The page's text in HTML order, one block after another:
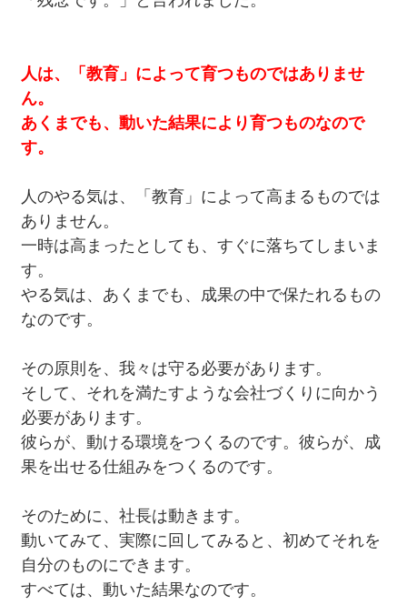
人は、「教育」によって育つものではありませ
ん。
あくまでも、動いた結果により育つものなので
す。
人のやる気は、「教育」によって高まるものでは
ありません。
一時は高まったとしても、すぐに落ちてしまいま
す。
やる気は、あくまでも、成果の中で保たれるもの
なのです。
その原則を、我々は守る必要があります。
そして、それを満たすような会社づくりに向かう
必要があります。
彼らが、動ける環境をつくるのです。彼らが、成
果を出せる仕組みをつくるのです。
そのために、社長は動きます。
動いてみて、実際に回してみると、初めてそれを
自分のものにできます。
すべては、動いた結果なのです。